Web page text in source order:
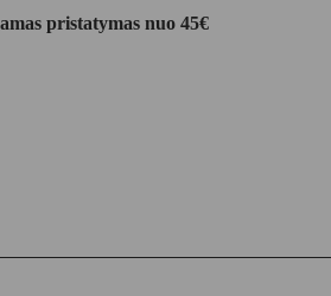
pristatymas nuo 45€